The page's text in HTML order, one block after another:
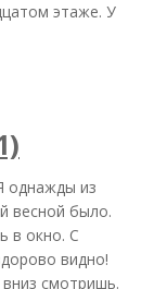
этаже. У
однажды из
весной было.
в окно. С
видно!
смотришь.